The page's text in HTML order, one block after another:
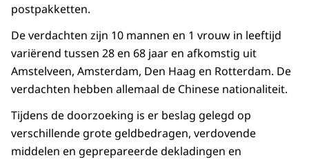
postpakketten.
De verdachten zijn 10 mannen en 1 vrouw in leeftijd
variërend tussen 28 en 68 jaar en afkomstig uit
Amstelveen, Amsterdam, Den Haag en Rotterdam. De
verdachten hebben allemaal de Chinese nationaliteit.
Tijdens de doorzoeking is er beslag gelegd op
verschillende grote geldbedragen, verdovende
middelen en geprepareerde dekladingen en